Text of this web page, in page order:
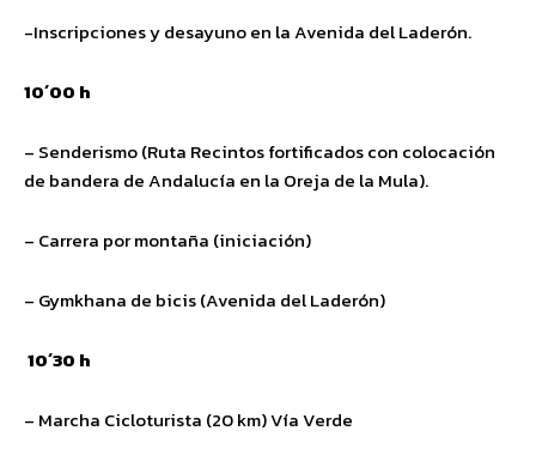
-Inscripciones y desayuno en la Avenida del Laderón.
10´00 h
– Senderismo (Ruta Recintos fortificados con colocación
de bandera de Andalucía en la Oreja de la Mula).
– Carrera por montaña (iniciación)
– Gymkhana de bicis (Avenida del Laderón)
10´30 h
– Marcha Cicloturista (20 km) Vía Verde